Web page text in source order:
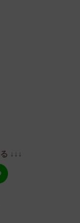
↓↓↓